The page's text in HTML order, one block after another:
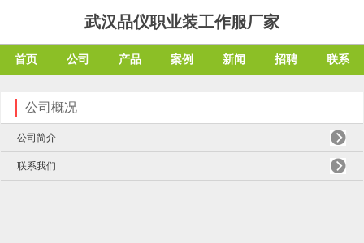
武汉品仪职业装工作服厂家
首页 公司 产品 案例 新闻 招聘 联系
公司概况
公司简介
联系我们